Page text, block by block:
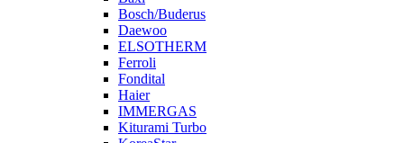
Bosch/Buderus
Daewoo
ELSOTHERM
Ferroli
Fondital
Haier
IMMERGAS
Kiturami Turbo